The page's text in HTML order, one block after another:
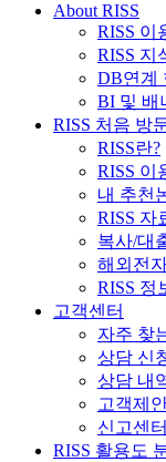
About RISS
RISS 이
RISS 지
DB연계
BI 및 배
RISS 처음 방
RISS란?
RISS 이
내 추천
RISS 자
복사/대
해외전
RISS 정
고객센터
자주 찾
상담 신
상담 내
고객제
신고센터
RISS 활용도